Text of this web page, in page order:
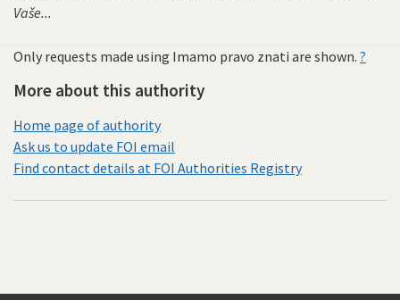
Vaše...
Only requests made using Imamo pravo znati are shown. ?
More about this authority
Home page of authority
Ask us to update FOI email
Find contact details at FOI Authorities Registry